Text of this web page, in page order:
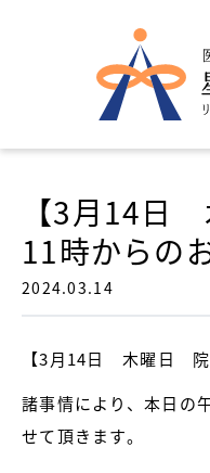
【3月14
11時からの
2024.03.14
【3月14日 木曜日 院
諸事情により、本日の
せて頂きます。